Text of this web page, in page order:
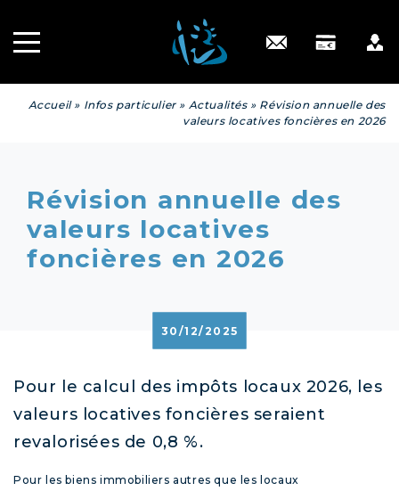
Engagé RSE
Contact
Accueil» Infos particulier» Actualités» Révision annuelle des
valeurs locatives foncières en 2026
Révision annuelle des
valeurs locatives
foncières en 2026
30/12/2025
Pour le calcul des impôts locaux 2026, les
valeurs locatives foncières seraient
revalorisées de 0,8 %.
Pour les biens immobiliers autres que les locaux